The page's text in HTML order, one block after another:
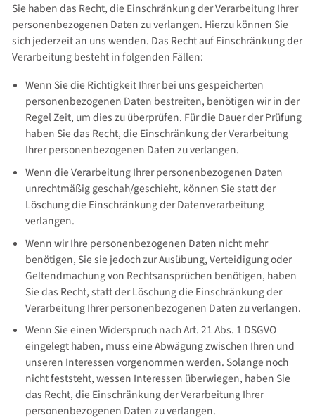
Sie haben das Recht, die Einschränkung der Verarbeitung Ihrer
personenbezogenen Daten zu verlangen. Hierzu können Sie
sich jederzeit an uns wenden. Das Recht auf Einschränkung der
Verarbeitung besteht in folgenden Fällen:
Wenn Sie die Richtigkeit Ihrer bei uns gespeicherten
personenbezogenen Daten bestreiten, benötigen wir in der
Regel Zeit, um dies zu überprüfen. Für die Dauer der Prüfung
haben Sie das Recht, die Einschränkung der Verarbeitung
Ihrer personenbezogenen Daten zu verlangen.
Wenn die Verarbeitung Ihrer personenbezogenen Daten
unrechtmäßig geschah/geschieht, können Sie statt der
Löschung die Einschränkung der Datenverarbeitung
verlangen.
Wenn wir Ihre personenbezogenen Daten nicht mehr
benötigen, Sie sie jedoch zur Ausübung, Verteidigung oder
Geltendmachung von Rechtsansprüchen benötigen, haben
Sie das Recht, statt der Löschung die Einschränkung der
Verarbeitung Ihrer personenbezogenen Daten zu verlangen.
Wenn Sie einen Widerspruch nach Art. 21 Abs. 1 DSGVO
eingelegt haben, muss eine Abwägung zwischen Ihren und
unseren Interessen vorgenommen werden. Solange noch
nicht feststeht, wessen Interessen überwiegen, haben Sie
das Recht, die Einschränkung der Verarbeitung Ihrer
personenbezogenen Daten zu verlangen.